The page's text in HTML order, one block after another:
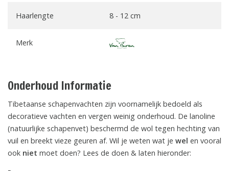
Haarlengte 8 - 12 cm
Merk
Onderhoud Informatie
Tibetaanse schapenvachten zijn voornamelijk bedoeld als
decoratieve vachten en vergen weinig onderhoud. De lanoline
(natuurlijke schapenvet) beschermd de wol tegen hechting van
vuil en breekt vieze geuren af. Wil je weten wat je wel en vooral
ook niet moet doen? Lees de doen & laten hieronder: